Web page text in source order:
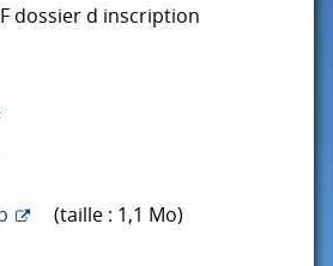
dossier d inscription
(taille : 1,1 Mo)